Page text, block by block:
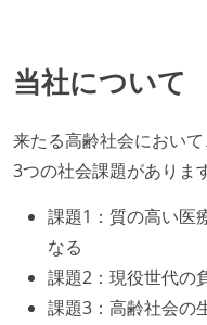
当社について
来たる高齢社会におい
3つの社会課題があります
課題1：質の高い医
なる
課題2：現役世代の
課題3：高齢社会の